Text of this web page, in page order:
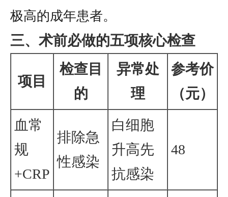
极高的成年患者。
三、术前必做的五项核心检查
项目
检查目
的
异常处
理
参考价
（元）
血常
规
+CRP
排除急
性感染
白细胞
升高先
抗感染
48